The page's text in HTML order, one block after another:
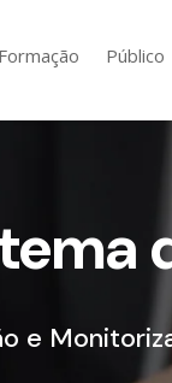
Formação Público
e